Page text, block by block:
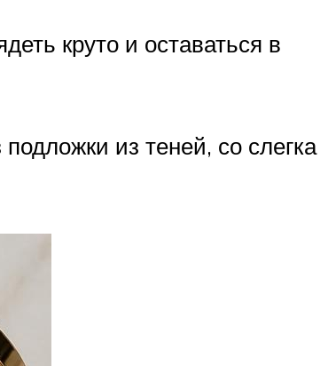
круто и оставаться в
из теней, со слегка